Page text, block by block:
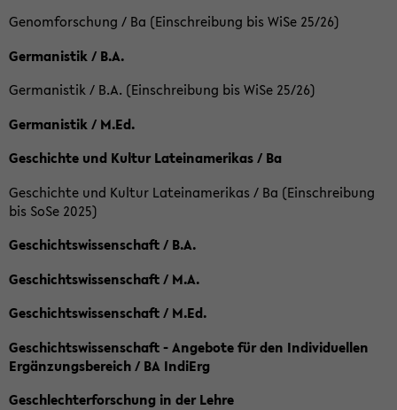
Genomforschung / Ba (Einschreibung bis WiSe 25/26)
Germanistik / B.A.
Germanistik / B.A. (Einschreibung bis WiSe 25/26)
Germanistik / M.Ed.
Geschichte und Kultur Lateinamerikas / Ba
Geschichte und Kultur Lateinamerikas / Ba (Einschreibung
bis SoSe 2025)
Geschichtswissenschaft / B.A.
Geschichtswissenschaft / M.A.
Geschichtswissenschaft / M.Ed.
Geschichtswissenschaft - Angebote für den Individuellen
Ergänzungsbereich / BA IndiErg
Geschlechterforschung in der Lehre